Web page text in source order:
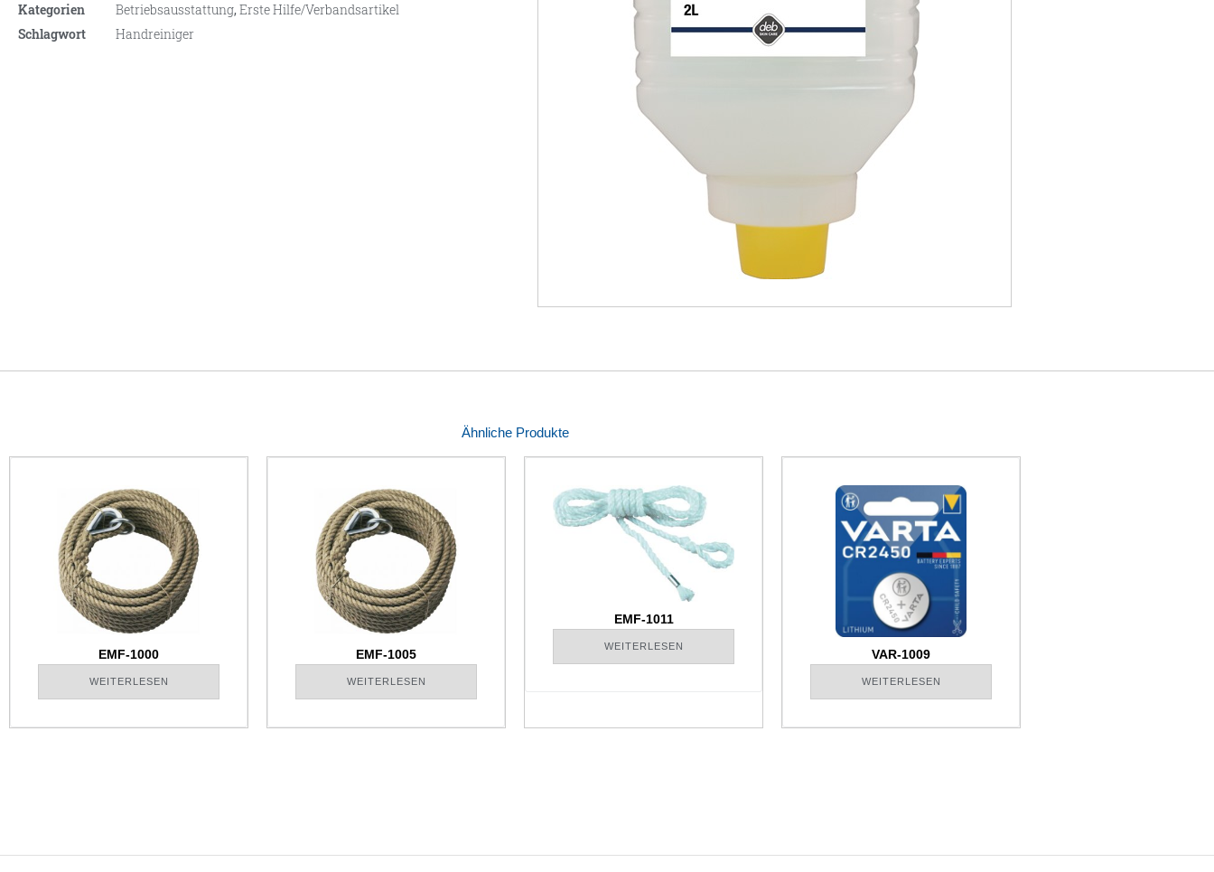
Kategorien Betriebsausstattung,Erste Hilfe/Verbandsartikel
Schlagwort
Handreiniger
Ähnliche Produkte
EMF-1000
WEITERLESEN
EMF-1005
WEITERLESEN
EMF-1011
WEITERLESEN
VAR-1009
WEITERLESEN